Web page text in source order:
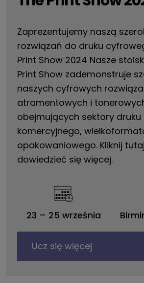
Zaprezentujemy naszą
rozwiązań do druku
Print Show 2024 Nasze
Print Show zademonstruje
naszych cyfrowych
atramentowych i
obejmujących sektory druku
komercyjnego,
opakowaniowego. Kliknij
dowiedzieć się więcej.
23 – 25 września
Ucz się więcej